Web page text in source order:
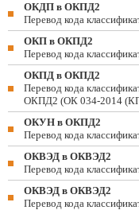
ОКДП в ОКПД2
Перевод кода
ОКП в ОКПД2
Перевод кода
ОКПД в ОКПД2
Перевод кода
ОКПД2 (ОК 034-2014
ОКУН в ОКПД2
Перевод кода
ОКВЭД в ОКВЭД2
Перевод кода
ОКВЭД в ОКВЭД2
Перевод кода